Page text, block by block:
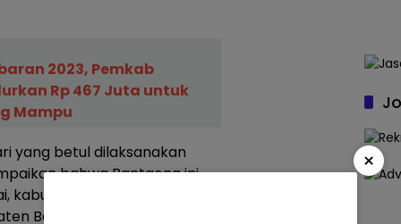
2023, Pemkab
Rp 467 Juta untuk
Mampu
yang betul dilaksanakan
bahwa Bantaeng ini
kabupaten yang cukup
Bantaeng memiliki
×